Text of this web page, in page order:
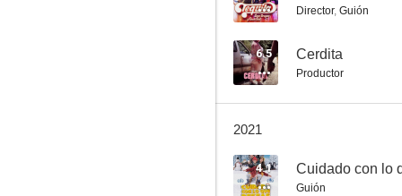
Che: El argentino
Director, Guión
6.5 Cerdita
Productor
2021
4.1 Cuidado con lo
Guión